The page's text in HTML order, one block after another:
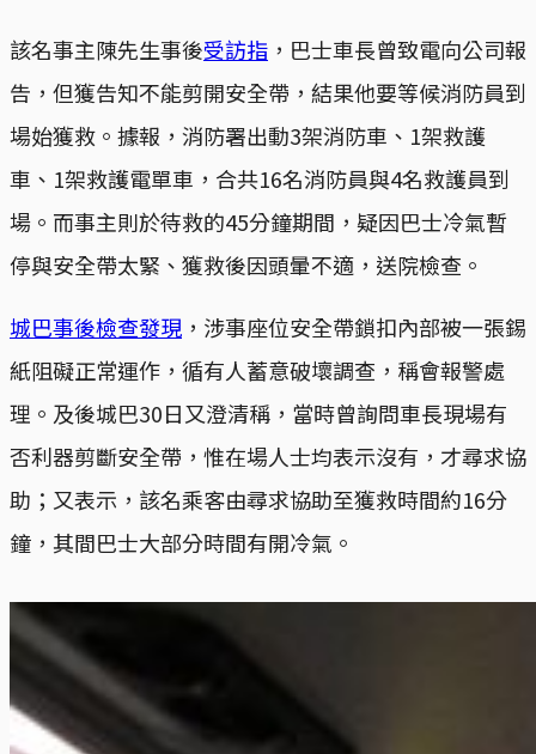
該名事主陳先生事後受訪指 ，巴士車長曾致電向公司報
告，但獲告知不能剪開安全帶，結果他要等候消防員到
場始獲救。據報，消防署出動3架消防車、1架救護
車、1架救護電單車，合共16名消防員與4名救護員到
場。而事主則於待救的45分鐘期間，疑因巴士冷氣暫
停與安全帶太緊、獲救後因頭暈不適，送院檢查。
城巴事後檢查發現 ，涉事座位安全帶鎖扣內部被一張錫
紙阻礙正常運作，循有人蓄意破壞調查，稱會報警處
理。及後城巴30日又澄清稱，當時曾詢問車長現場有
否利器剪斷安全帶，惟在場人士均表示沒有，才尋求協
助；又表示，該名乘客由尋求協助至獲救時間約16分
鐘，其間巴士大部分時間有開冷氣。